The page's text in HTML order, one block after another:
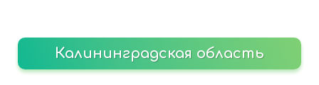
Калининградская область